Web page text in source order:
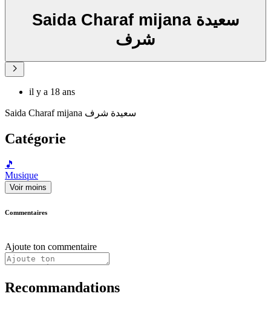
Saida Charaf mijana سعيدة
شرف
il y a 18 ans
Saida Charaf mijana سعيدة شرف
Catégorie
🎵
Musique
Voir moins
Commentaires
Ajoute ton commentaire
Recommandations